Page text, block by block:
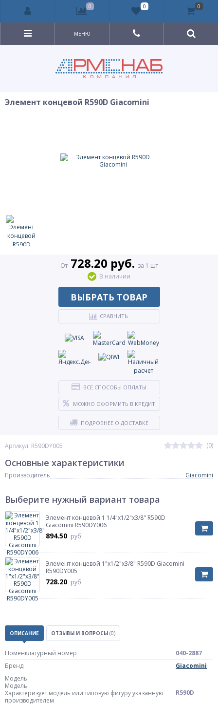
МЕНЮ
Элемент концевой R590D Giacomini
Артикул: R590DY005 (0)
От728.20 руб. за 1 шт
В наличии
ВЫБРАТЬ ТОВАР
СРАВНИТЬ
ВСЕ СПОСОБЫ ОПЛАТЫ
МОЖНО ОФОРМИТЬ В КРЕДИТ
ПОДРОБНЕЕ О ДОСТАВКЕ
Основные характеристики
Производитель Giacomini
Выберите нужный вариант товара
Элемент концевой 1 1/4"x1/2"x3/8" R590D
Giacomini R590DY006
894.50 руб.
Элемент концевой 1"x1/2"x3/8" R590D Giacomini
R590DY005
728.20 руб.
ОПИСАНИЕ ОТЗЫВЫ И ВОПРОСЫ (0)
Номенклатурный номер
040-2887
Бренд
Giacomini
Модель
Модель
Характеризует модель или типовую фигуру указанную
производителем
R590D
0 0 0